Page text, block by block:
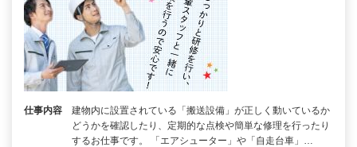
仕事内容
建物内に設置されている「搬送設備」が正しく動いているか
どうかを確認したり、定期的な点検や簡単な修理を行ったり
するお仕事です。 「エアシューター」や「自走台車」…